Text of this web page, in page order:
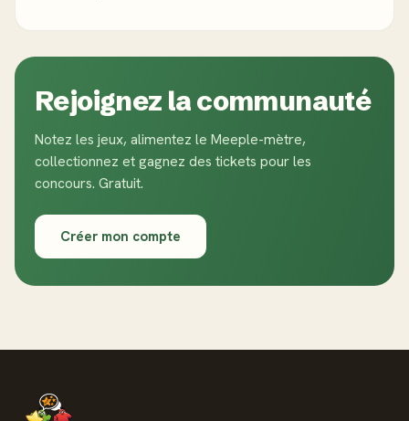
Rejoignez la communauté
Notez les jeux, alimentez le Meeple-mètre,
collectionnez et gagnez des tickets pour les
concours. Gratuit.
Créer mon compte